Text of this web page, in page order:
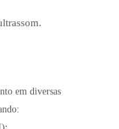
em diversas